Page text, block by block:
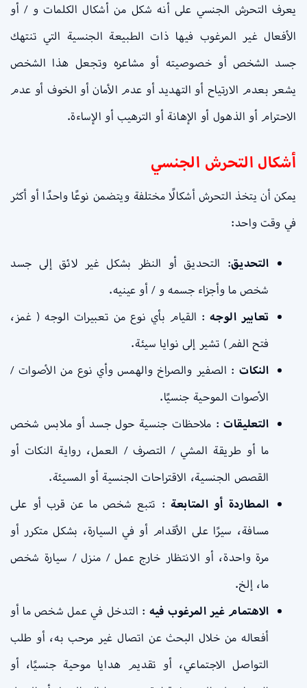
يعرف التحرش الجنسي على أنه شكل من أشكال الكلمات و / أو
الأفعال غير المرغوب فيها ذات الطبيعة الجنسية التي تنتهك
جسد الشخص أو خصوصيته أو مشاعره وتجعل هذا الشخص
يشعر بعدم الارتياح أو التهديد أو عدم الأمان أو الخوف أو عدم
الاحترام أو الذهول أو الإهانة أو الترهيب أو الإساءة.
أشكال التحرش الجنسي
يمكن أن يتخذ التحرش أشكالًا مختلفة ويتضمن نوعًا واحدًا أو أكثر
في وقت واحد:
التحديق: التحديق أو النظر بشكل غير لائق إلى جسد
شخص ما وأجزاء جسمه و / أو عينيه.
تعابير الوجه: القيام بأي نوع من تعبيرات الوجه ( غمز،
فتح الفم) تشير إلى نوايا سيئة.
النكات: الصفير والصراخ والهمس وأي نوع من الأصوات /
الأصوات الموحية جنسيًا.
التعليقات: ملاحظات جنسية حول جسد أو ملابس شخص
ما أو طريقة المشي / التصرف / العمل، رواية النكات أو
القصص الجنسية، الاقتراحات الجنسية أو المسيئة.
المطاردة أو المتابعة : تتبع شخص ما عن قرب أو على
مسافة، سيرًا على الأقدام أو في السيارة، بشكل متكرر أو
مرة واحدة، أو الانتظار خارج عمل / منزل / سيارة شخص
ما، إلخ.
الاهتمام غير المرغوب فيه: التدخل في عمل شخص ما أو
أفعاله من خلال البحث عن اتصال غير مرحب به، أو طلب
التواصل الاجتماعي، أو تقديم هدايا موحية جنسيًا، أو